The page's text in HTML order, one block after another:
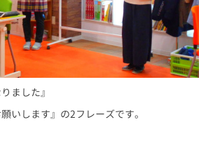
ました』
いします』の2フレーズです。